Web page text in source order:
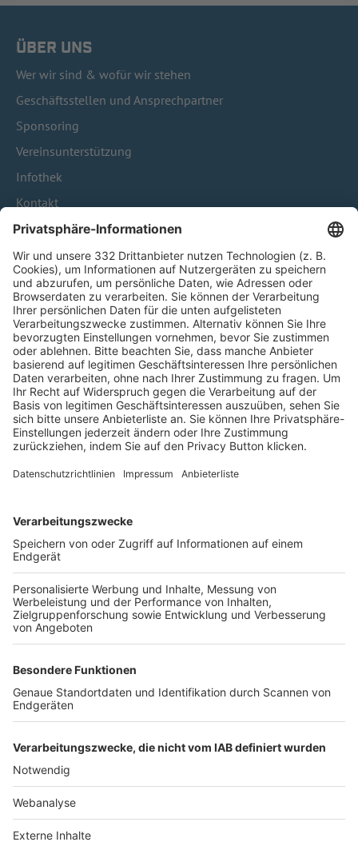
ÜBER UNS
Wer wir sind & wofür wir stehen
Geschäftsstellen und Ansprechpartner
Sponsoring
Vereinsunterstützung
Infothek
Kontakt
HÄUFIG BESUCHTE SEITEN
Pässe und Vereinswechsel
Trainerausbildung
Schulungsangebot Vereinsmitarbeiter
BFV-Geschäftsstellen
Trainerbörse
Login SpielPlus
FOLGE DEM BFV
TOP-VEREINE
TOP-PARTNER
Nutzungsbedingungen Datenschutz Impressum